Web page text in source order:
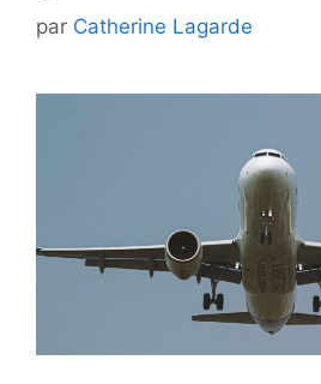
par Catherine Lagarde